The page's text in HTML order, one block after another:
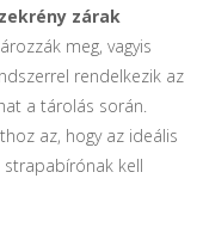
zárak
meg, vagyis
rendelkezik az
a tárolás során.
az, hogy az ideális
strapabírónak kell